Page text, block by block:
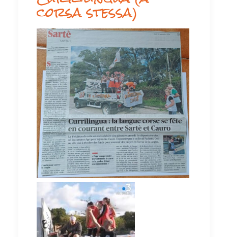
corsa stessa)